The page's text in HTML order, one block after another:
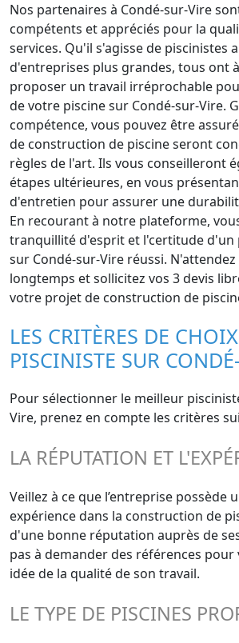
Nos partenaires à Condé-sur-Vire
compétents et appréciés pour la
services. Qu'il s'agisse de piscinistes
d'entreprises plus grandes, tous ont
proposer un travail irréprochable
de votre piscine sur Condé-sur-Vire.
compétence, vous pouvez être
de construction de piscine seront
règles de l'art. Ils vous conseilleront
étapes ultérieures, en vous
d'entretien pour assurer une
En recourant à notre plateforme,
tranquillité d'esprit et l'certitude d'un
sur Condé-sur-Vire réussi. N'attendez
longtemps et sollicitez vos 3 devis
votre projet de construction de
LES CRITÈRES DE
PISCINISTE SUR
Pour sélectionner le meilleur
Vire, prenez en compte les critères
LA RÉPUTATION ET
Veillez à ce que l’entreprise possède
expérience dans la construction de
d'une bonne réputation auprès de
pas à demander des références pour
idée de la qualité de son travail.
LE TYPE DE PISCINES